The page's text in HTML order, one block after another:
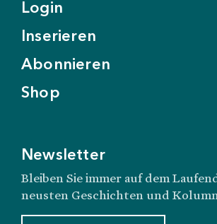
Login
Inserieren
Abonnieren
Shop
Newsletter
Bleiben Sie immer auf dem
neusten Geschichten und